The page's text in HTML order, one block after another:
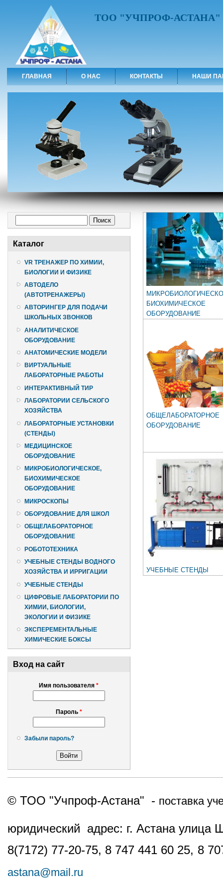
ТОО "УЧПРОФ-АСТАНА"
ГЛАВНАЯ О НАС КОНТАКТЫ НАШИ
Каталог
VR ТРЕНАЖЕР ПО ХИМИИ,
БИОЛОГИИ И ФИЗИКЕ
АВТОДЕЛО
(АВТОТРЕНАЖЕРЫ)
АВТОРИНГЕР ДЛЯ ПОДАЧИ
ШКОЛЬНЫХ ЗВОНКОВ
АНАЛИТИЧЕСКОЕ
ОБОРУДОВАНИЕ
АНАТОМИЧЕСКИЕ МОДЕЛИ
ВИРТУАЛЬНЫЕ
ЛАБОРАТОРНЫЕ РАБОТЫ
ИНТЕРАКТИВНЫЙ ТИР
ЛАБОРАТОРИИ СЕЛЬСКОГО
ХОЗЯЙСТВА
ЛАБОРАТОРНЫЕ УСТАНОВКИ
(СТЕНДЫ)
МЕДИЦИНСКОЕ
ОБОРУДОВАНИЕ
МИКРОБИОЛОГИЧЕСКОЕ,
БИОХИМИЧЕСКОЕ
ОБОРУДОВАНИЕ
МИКРОСКОПЫ
ОБОРУДОВАНИЕ ДЛЯ ШКОЛ
ОБЩЕЛАБОРАТОРНОЕ
ОБОРУДОВАНИЕ
РОБОТОТЕХНИКА
УЧЕБНЫЕ СТЕНДЫ ВОДНОГО
ХОЗЯЙСТВА И ИРРИГАЦИИ
УЧЕБНЫЕ СТЕНДЫ
ЦИФРОВЫЕ ЛАБОРАТОРИИ ПО
ХИМИИ, БИОЛОГИИ,
ЭКОЛОГИИ И ФИЗИКЕ
ЭКСПЕРЕМЕНТАЛЬНЫЕ
ХИМИЧЕСКИЕ БОКСЫ
Вход на сайт
Имя пользователя*
Пароль *
Забыли пароль?
БИОХИМИЧЕСКОЕ
ОБОРУДОВАНИЕ
ОБЩЕЛАБОРАТОРНОЕ
ОБОРУДОВАНИЕ
УЧЕБНЫЕ СТЕНДЫ
© ТОО "Учпроф-Астана" - поставка
юридический адрес: г. Астана
8(7172) 77-20-75, 8 747 441 60 25, 8
astana@mail.ru